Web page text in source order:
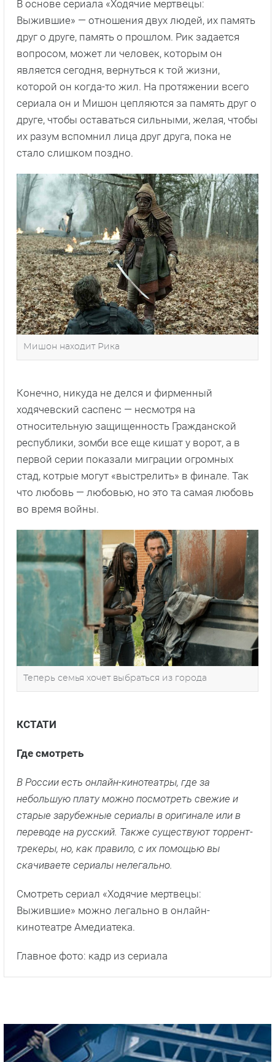
В основе сериала «Ходячие мертвецы:
Выжившие» — отношения двух людей, их память
друг о друге, память о прошлом. Рик задается
вопросом, может ли человек, которым он
является сегодня, вернуться к той жизни,
которой он когда-то жил. На протяжении всего
сериала он и Мишон цепляются за память друг о
друге, чтобы оставаться сильными, желая, чтобы
их разум вспомнил лица друг друга, пока не
стало слишком поздно.
Мишон находит Рика
Конечно, никуда не делся и фирменный
ходячевский саспенс — несмотря на
относительную защищенность Гражданской
республики, зомби все еще кишат у ворот, а в
первой серии показали миграции огромных
стад, котрые могут «выстрелить» в финале. Так
что любовь — любовью, но это та самая любовь
во время войны.
Теперь семья хочет выбраться из города
КСТАТИ
Где смотреть
В России есть онлайн-кинотеатры, где за
небольшую плату можно посмотреть свежие и
старые зарубежные сериалы в оригинале или в
переводе на русский. Также существуют торрент-
трекеры, но, как правило, с их помощью вы
скачиваете сериалы нелегально.
Смотреть сериал «Ходячие мертвецы:
Выжившие» можно легально в онлайн-
кинотеатре Амедиатека.
Главное фото: кадр из сериала